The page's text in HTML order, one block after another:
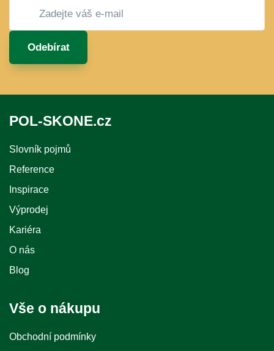
Odebírat
POL-SKONE.cz
Slovník pojmů
Reference
Inspirace
Výprodej
Kariéra
O nás
Blog
Vše o nákupu
Obchodní podmínky